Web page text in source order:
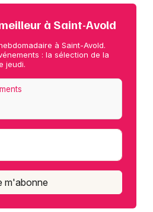
à Saint-Avold
à Saint-Avold.
: la sélection de la
jeudi.
m'abonne